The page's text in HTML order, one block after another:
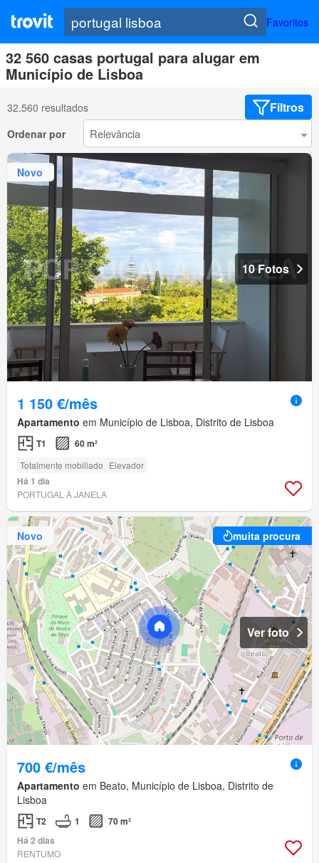
Favoritos
32 560 casas portugal para alugar em
Município de Lisboa
32.560 resultados Filtros
Ordenar por
Novo
10 Fotos
1 150 €/mês
Apartamento em Município de Lisboa, Distrito de Lisboa
T1 60 m²
Totalmente mobiliado Elevador
Há 1 dia
PORTUGAL À JANELA
Novo muita procura
Ver foto
700 €/mês
Apartamento em Beato, Município de Lisboa, Distrito de
Lisboa
T2 1
70 m²
Há 2 dias
RENTUMO